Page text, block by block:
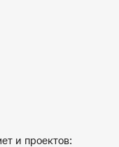
и проектов: